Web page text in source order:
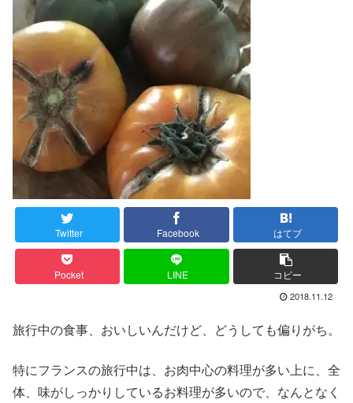
Twitter Facebook はてブ
Pocket LINE コピー
2018.11.12
旅行中の食事、おいしいんだけど、どうしても偏りがち。
特にフランスの旅行中は、お肉中心の料理が多い上に、全
体、味がしっかりしているお料理が多いので、なんとなく